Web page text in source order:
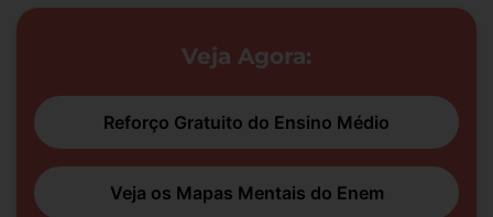
Veja Agora:
Reforço Gratuito do Ensino Médio
Veja os Mapas Mentais do Enem